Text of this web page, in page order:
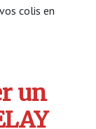
colis en
un